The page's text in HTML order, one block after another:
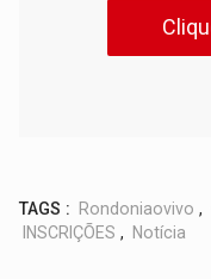
TAGS : Rondoniaovivo ,
INSCRIÇÕES , Notícia